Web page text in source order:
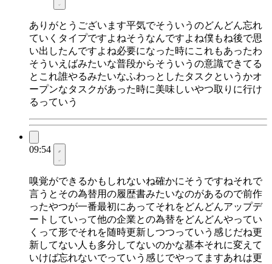
ありがとうございます平気でそういうのどんどん忘れ
ていくタイプですよねそうなんですよね僕もね後で思
い出したんですよね必要になった時にこれもあったわ
そういえばみたいな普段からそういうの意識できてる
とこれ誰やるみたいなふわっとしたタスクというかオ
ープンなタスクがあった時に美味しいやつ取りに行け
るっていう
09:54
嗅覚ができるかもしれないね確かにそうですねそれで
言うとその為替用の履歴書みたいなのがあるので前作
ったやつが一番最初にあってそれをどんどんアップデ
ートしていって他の企業との為替をどんどんやってい
くって形でそれを随時更新しつつっていう感じだね更
新してない人も多分してないのかな基本それに変えて
いけば忘れないでっていう感じでやってますあれは更